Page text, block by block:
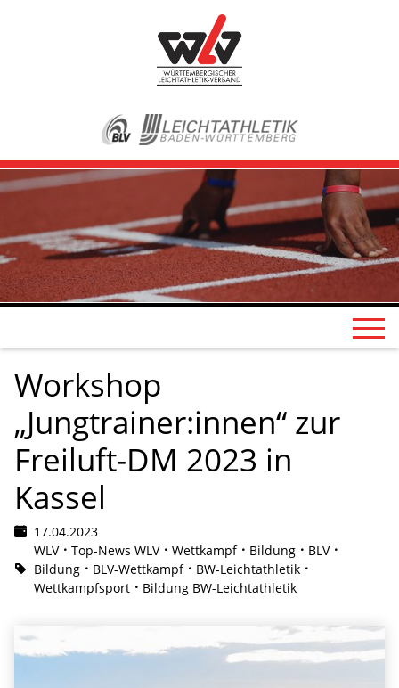
Workshop
„Jungtrainer:innen“ zur
Freiluft-DM 2023 in
Kassel
17.04.2023
WLV
Top-News WLV Wettkampf Bildung
BLV
Bildung
BLV-Wettkampf
BW-Leichtathletik
Wettkampfsport
Bildung BW-Leichtathletik